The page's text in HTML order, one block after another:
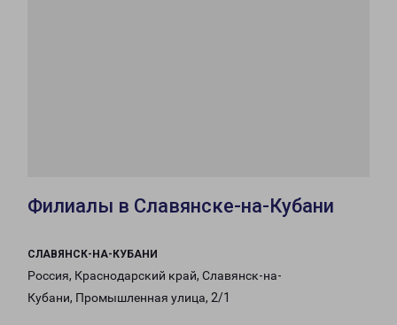
Филиалы в Славянске-на-Кубани
СЛАВЯНСК-НА-КУБАНИ
Россия, Краснодарский край, Славянск-на-
Кубани, Промышленная улица, 2/1